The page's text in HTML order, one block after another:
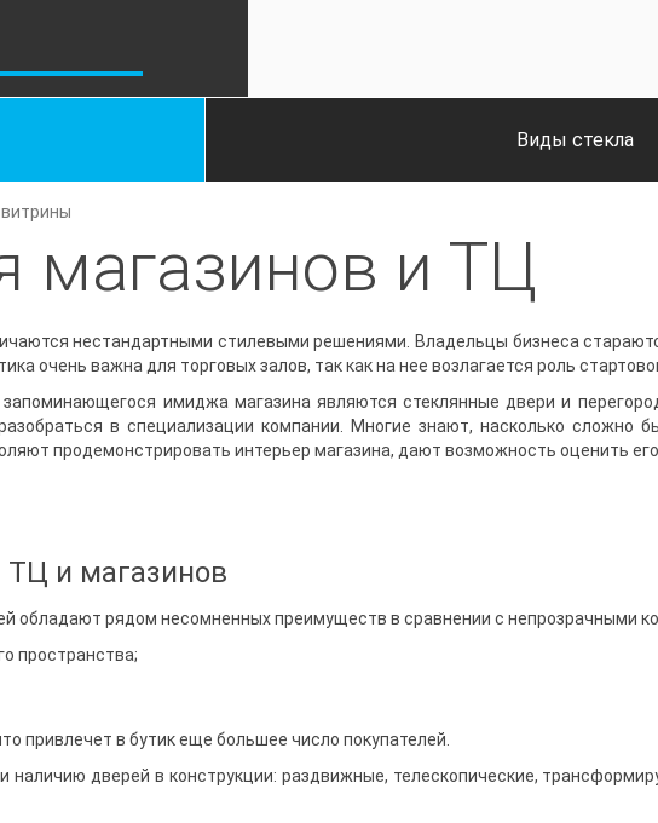
+ 7 495 211 38 80
Пн-Пт — с 10:00 до 19:00 | Сб-Вс
— выходные
Виды стекла
магазинов и ТЦ
нестандартными стилевыми решениями. Владельцы бизнеса
очень важна для торговых залов, так как на нее возлагается роль
имиджа магазина являются стеклянные двери и
в специализации компании. Многие знают, насколько сложно
продемонстрировать интерьер магазина, дают возможность оценить
и магазинов
обладают рядом несомненных преимуществ в сравнении с непрозрачными
пространства;
привлечет в бутик еще большее число покупателей.
наличию дверей в конструкции: раздвижные, телескопические,